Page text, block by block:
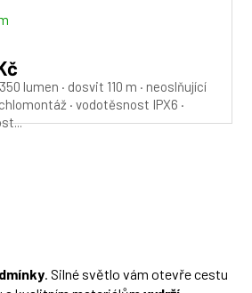
lumen · dosvit 110 m · neoslňující
· vodotěsnost IPX6 ·
. Silné světlo vám otevře cestu